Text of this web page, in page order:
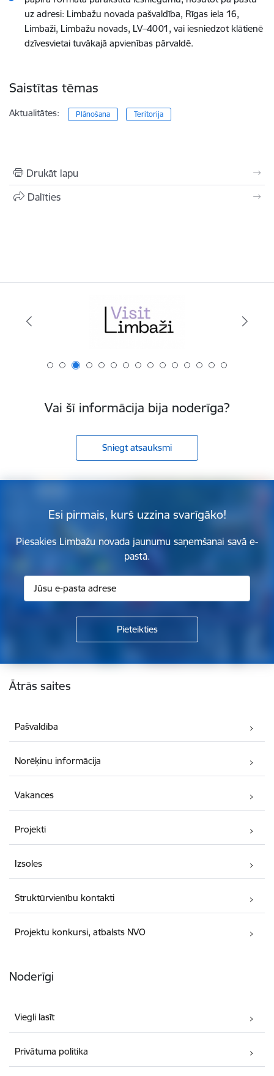
uz adresi: Limbažu novada pašvaldība, Rīgas iela 16,
Limbaži, Limbažu novads, LV–4001, vai iesniedzot klātienē
dzīvesvietai tuvākajā apvienības pārvaldē.
Saistītas tēmas
Aktualitātes: Plānošana Teritorija
Drukāt lapu
Dalīties
Vai šī informācija bija noderīga?
Sniegt atsauksmi
Esi pirmais, kurš uzzina svarīgāko!
Piesakies Limbažu novada jaunumu saņemšanai savā e-
pastā.
Kājene
Ātrās saites
Pašvaldība
Norēķinu informācija
Vakances
Projekti
Izsoles
Struktūrvienību kontakti
Projektu konkursi, atbalsts NVO
Noderīgi
Viegli lasīt
Privātuma politika